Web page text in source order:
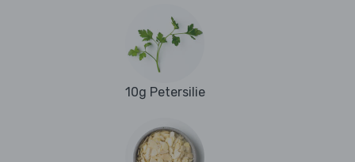
10g Petersilie